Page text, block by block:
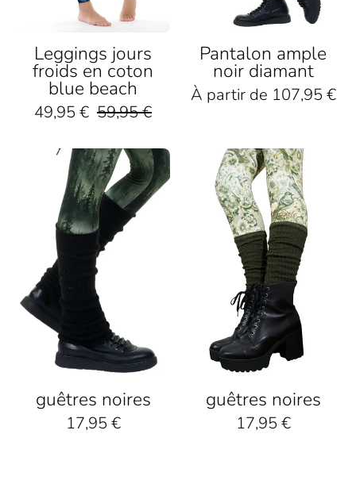
Leggings jours
froids en coton
blue beach
49,95 € 59,95 €
vor
weißem
Hintergrund
Pantalon ample
noir diamant
À partir de 107,95 €
Grüne
Leggings
mit
Waldmotiv,
schwarze
Stulpen
und
schwarze
Sneaker
guêtres noires
17,95 €
Olivgrüne
Strickstulpen
über
gemusterten
Leggings
mit
Blumen
und
Vögeln,
kombiniert
mit
schwarzen
Stiefeletten.
guêtres noires
17,95 €